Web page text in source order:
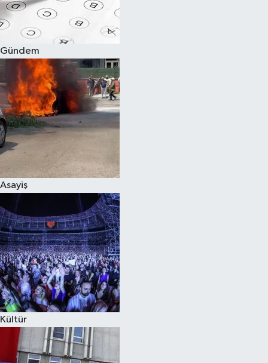
Gündem
Asayiş
Kültür
Spor
Burç Yorumları
Çocuk
Eğitim
Kadın
Kim kimdir?
Kültür Sanat
Sağlık
Siyaset
Teknoloji
Televizyon